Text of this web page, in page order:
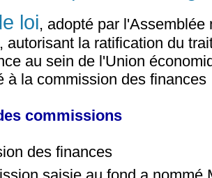
loi, adopté par
autorisant la ratification du
au sein de l'Union
à la commission des finances
commissions
des finances